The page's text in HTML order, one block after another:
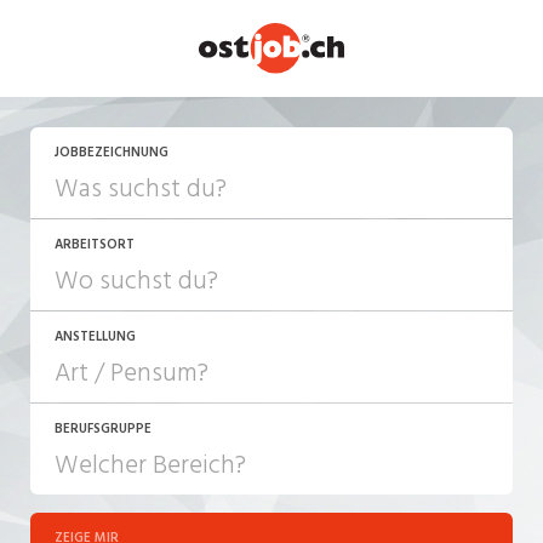
JOBBEZEICHNUNG
ARBEITSORT
ANSTELLUNG
JOB-TYP
Festanstellung
BERUFSGRUPPE
ZEIGE MIR